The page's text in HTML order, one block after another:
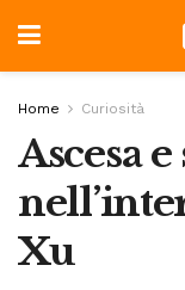
Home Curiosità
Ascesa
Xu